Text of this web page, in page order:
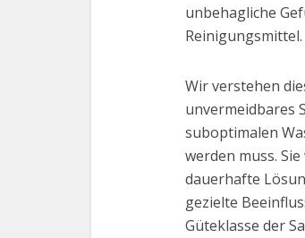
unbehagliche
Reinigungsmittel.
Wir verstehen
unvermeidbares
suboptimalen
werden muss.
dauerhafte
gezielte
Güteklasse der